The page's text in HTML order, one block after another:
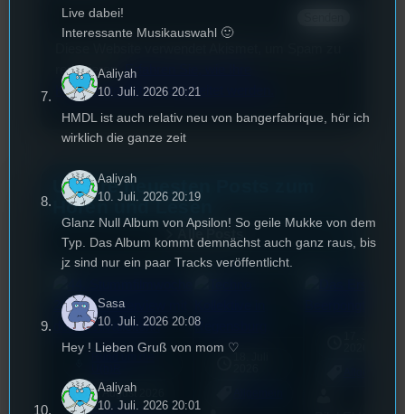
reduzieren.Erfahren Sie, wie Ihre
Kommentardaten verarbeitet werden.
Unsere neuesten Posts zum
Hören und Lesen
Alle Posts
3. August 2026
Live dabei!
Interessante Musikauswahl 🙂
Aaliyah
10. Juli. 2026 20:21
HMDL ist auch relativ neu von bangerfabrique, hör ich
wirklich die ganze zeit
Aaliyah
10. Juli. 2026 20:19
Glanz Null Album von Apsilon! So geile Mukke von dem
Typ. Das Album kommt demnächst auch ganz raus, bis
jz sind nur ein paar Tracks veröffentlicht.
Sasa
10. Juli. 2026 20:08
Hey ! Lieben Gruß von mom ♡
Aaliyah
10. Juli. 2026 20:01